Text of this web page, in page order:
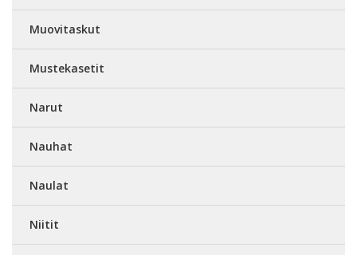
Muovitaskut
Mustekasetit
Narut
Nauhat
Naulat
Niitit